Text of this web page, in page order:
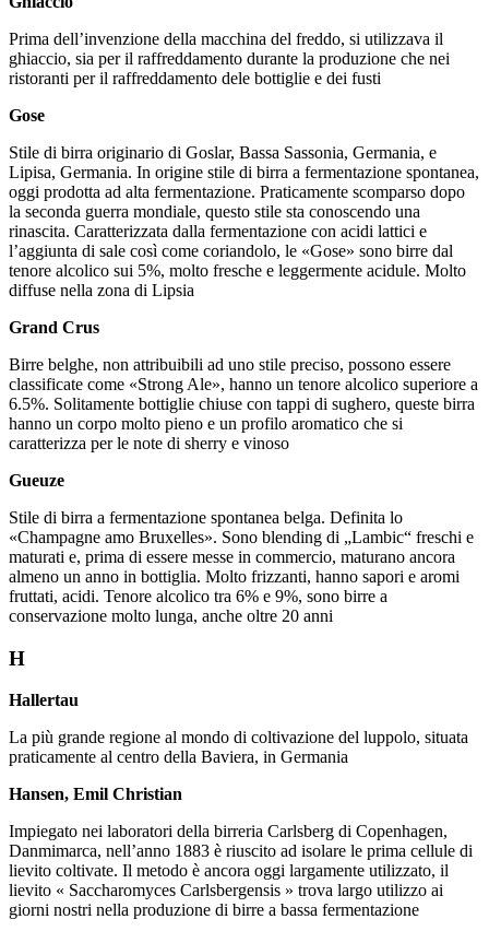
Prima dell’invenzione della macchina del freddo, si utilizzava il
ghiaccio, sia per il raffreddamento durante la produzione che nei
ristoranti per il raffreddamento dele bottiglie e dei fusti
Gose
Stile di birra originario di Goslar, Bassa Sassonia, Germania, e
Lipisa, Germania. In origine stile di birra a fermentazione spontanea,
oggi prodotta ad alta fermentazione. Praticamente scomparso dopo
la seconda guerra mondiale, questo stile sta conoscendo una
rinascita. Caratterizzata dalla fermentazione con acidi lattici e
l’aggiunta di sale così come coriandolo, le «Gose» sono birre dal
tenore alcolico sui 5%, molto fresche e leggermente acidule. Molto
diffuse nella zona di Lipsia
Grand Crus
Birre belghe, non attribuibili ad uno stile preciso, possono essere
classificate come «Strong Ale», hanno un tenore alcolico superiore a
6.5%. Solitamente bottiglie chiuse con tappi di sughero, queste birra
hanno un corpo molto pieno e un profilo aromatico che si
caratterizza per le note di sherry e vinoso
Gueuze
Stile di birra a fermentazione spontanea belga. Definita lo
«Champagne amo Bruxelles». Sono blending di „Lambic“ freschi e
maturati e, prima di essere messe in commercio, maturano ancora
almeno un anno in bottiglia. Molto frizzanti, hanno sapori e aromi
fruttati, acidi. Tenore alcolico tra 6% e 9%, sono birre a
conservazione molto lunga, anche oltre 20 anni
H
Hallertau
La più grande regione al mondo di coltivazione del luppolo, situata
praticamente al centro della Baviera, in Germania
Hansen, Emil Christian
Impiegato nei laboratori della birreria Carlsberg di Copenhagen,
Danmimarca, nell’anno 1883 è riuscito ad isolare le prima cellule di
lievito coltivate. Il metodo è ancora oggi largamente utilizzato, il
lievito « Saccharomyces Carlsbergensis » trova largo utilizzo ai
giorni nostri nella produzione di birre a bassa fermentazione